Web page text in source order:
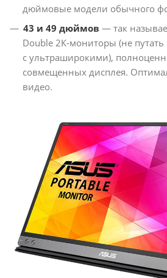
дюймовые модели обычного
43 и 49 дюймов — так
Double 2К-мониторы (не путать
с ультраширокими),
совмещенных дисплея.
видео.